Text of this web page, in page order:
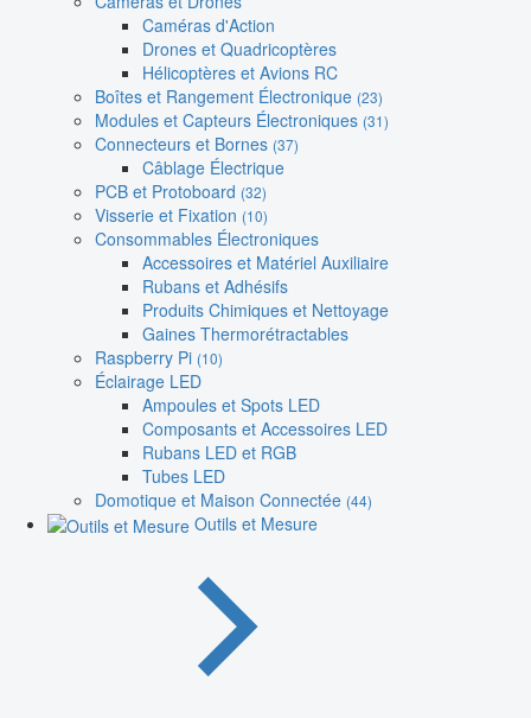
Caméras d'Action
Drones et Quadricoptères
Hélicoptères et Avions RC
Boîtes et Rangement Électronique (23)
Modules et Capteurs Électroniques (31)
Connecteurs et Bornes (37)
Câblage Électrique
PCB et Protoboard (32)
Visserie et Fixation (10)
Consommables Électroniques
Accessoires et Matériel Auxiliaire
Rubans et Adhésifs
Produits Chimiques et Nettoyage
Gaines Thermorétractables
Raspberry Pi (10)
Éclairage LED
Ampoules et Spots LED
Composants et Accessoires LED
Rubans LED et RGB
Tubes LED
Domotique et Maison Connectée (44)
Outils et Mesure